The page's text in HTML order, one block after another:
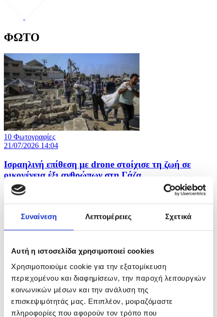
Συναίνεση Λεπτομέρειες Σχετικά
Αυτή η ιστοσελίδα χρησιμοποιεί cookies
Χρησιμοποιούμε cookie για την εξατομίκευση
περιεχομένου και διαφημίσεων, την παροχή λειτουργιών
κοινωνικών μέσων και την ανάλυση της
επισκεψιμότητάς μας. Επιπλέον, μοιραζόμαστε
πληροφορίες που αφορούν τον τρόπο που
ΦΩΤΟ
10 Φωτογραφίες
21/07/2026 14:04
Iσραηλινή επίθεση με drone στοίχισε τη ζωή σε
οικογένεια έξι ανθρώπων στη Γάζα
ID: 10638584
5 Φωτογραφίες
19/07/2026 18:01
Ο Στέφανος Τσιτσιπάς κατέκτησε το Swiss Open